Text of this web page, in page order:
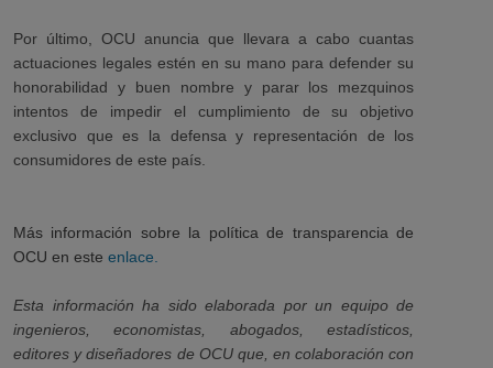
Por último, OCU anuncia que llevara a cabo cuantas
actuaciones legales estén en su mano para defender su
honorabilidad y buen nombre y parar los mezquinos
intentos de impedir el cumplimiento de su objetivo
exclusivo que es la defensa y representación de los
consumidores de este país.
Más información sobre la política de transparencia de
OCU en este enlace.
Esta información ha sido elaborada por un equipo de
ingenieros, economistas, abogados, estadísticos,
editores y diseñadores de OCU que, en colaboración con